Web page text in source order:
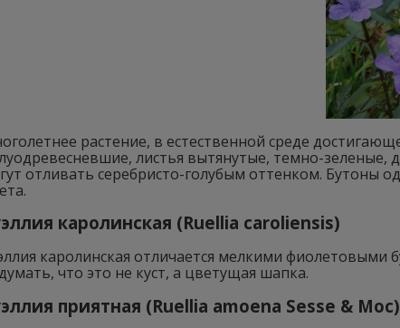
растение, в естественной среде
листья вытянутые, темно-зеленые,
отливать серебристо-голубым оттенком. Бутоны
каролинская (Ruellia caroliensis)
каролинская отличается мелкими
что это не куст, а цветущая шапка.
приятная (Ruellia amoena Sesse & Moc)